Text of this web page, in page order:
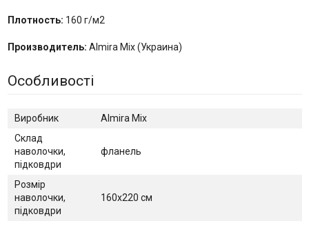
Плотность: 160 г/м2
Производитель: Almira Mix (Украина)
Особливості
Виробник
Almira Mix
Склад
наволочки,
підковдри
фланель
Розмір
наволочки,
підковдри
160х220 см